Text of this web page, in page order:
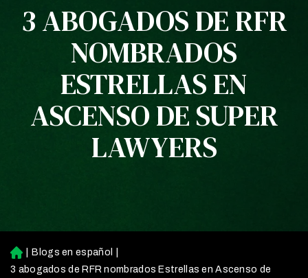
3 ABOGADOS DE RFR
NOMBRADOS
ESTRELLAS EN
ASCENSO DE SUPER
LAWYERS
Ini
ci
Blogs en español
3 abogados de RFR nombrados Estrellas en Ascenso de